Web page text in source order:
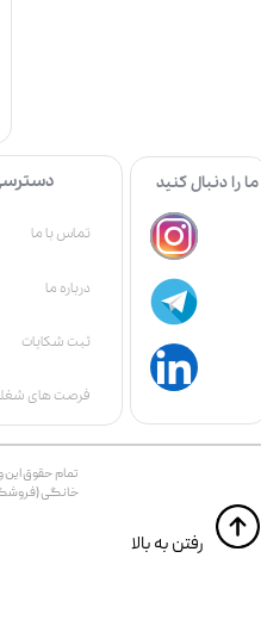
تمام حقوق اين
خانگی (فروشگاه
​​رفتن به بالا
تماس با ما
درباره ما
ثبت شکایات
فرصت های
ما را دنبال کنید